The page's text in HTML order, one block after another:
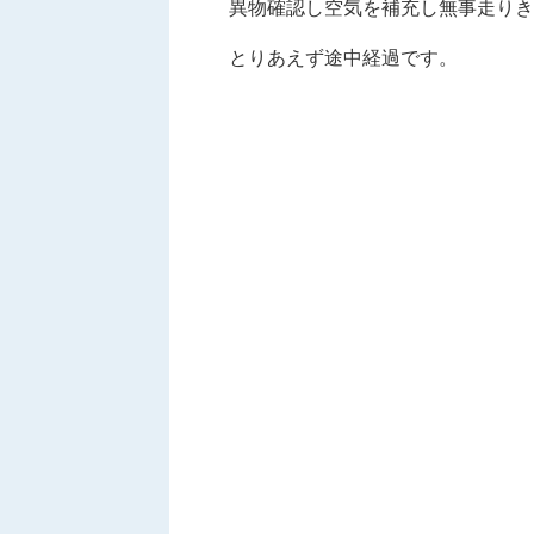
異物確認し空気を補充し無事走りき
とりあえず途中経過です。